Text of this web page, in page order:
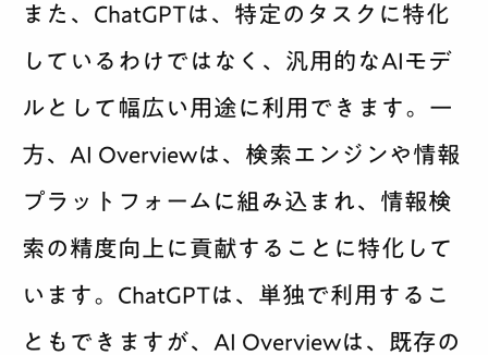
また、ChatGPTは、特定のタスクに特化
しているわけではなく、汎用的なAIモデ
ルとして幅広い用途に利用できます。一
方、AI Overviewは、検索エンジンや情報
プラットフォームに組み込まれ、情報検
索の精度向上に貢献することに特化して
います。ChatGPTは、単独で利用するこ
ともできますが、AI Overviewは、既存の